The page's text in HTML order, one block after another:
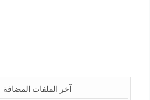
آخر الملفات المضافة